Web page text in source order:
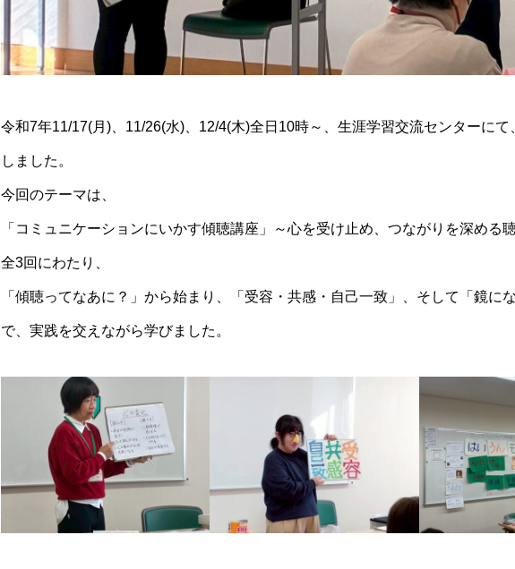
令和7年11/17(月)、11/26(水)、12/4(木)全日10時～、生涯学習交流センターにて
しました。
今回のテーマは、
「コミュニケーションにいかす傾聴講座」～心を受け止め、つながりを深める
全3回にわたり、
「傾聴ってなあに？」から始まり、「受容・共感・自己一致」、そして「鏡に
で、実践を交えながら学びました。